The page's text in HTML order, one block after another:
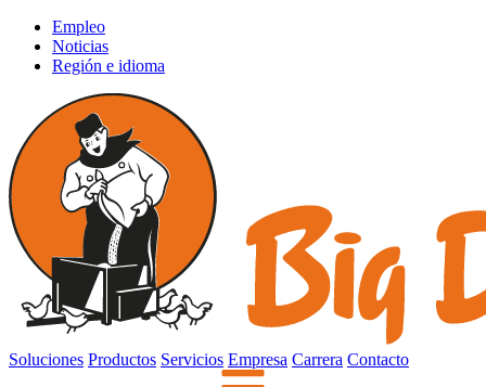
Empleo
Noticias
Región e idioma
Soluciones Productos Servicios Empresa Carrera Contacto